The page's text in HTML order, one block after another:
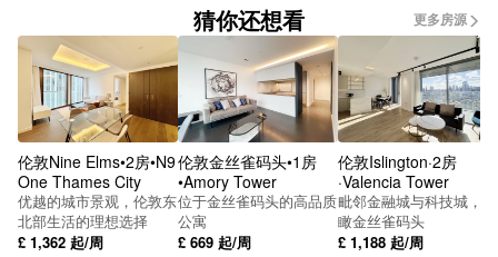
King St (Stop Co)
MCR Central Stop SP
STPeter's Sq Stop SN
Watson St Stop Sr
Liverpool Rd Stop Wo
猜你还想看 更多房源
伦敦Nine Elms•2房•N9
One Thames City
优越的城市景观，伦敦东
北部生活的理想选择
£ 1,362 起/周
伦敦金丝雀码头•1房
•Amory Tower
位于金丝雀码头的高品质
公寓
£ 669 起/周
伦敦Islington·2房
·Valencia Tower
毗邻金融城与科技城，俯
瞰金丝雀码头
£ 1,188 起/周